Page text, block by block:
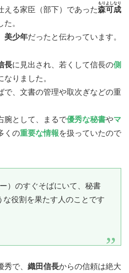
える家臣（部下）であった森可成
もりよしなり
。
美少年だったと伝わっています。
長に見出され、若くして信長の側
なりました。
で、文書の管理や取次ぎなどの重
腕として、まるで優秀な秘書やマ
くの重要な情報を扱っていたので
）のすぐそばにいて、秘書
な役割を果たす人のことです
で、 織田信長からの信頼は絶大